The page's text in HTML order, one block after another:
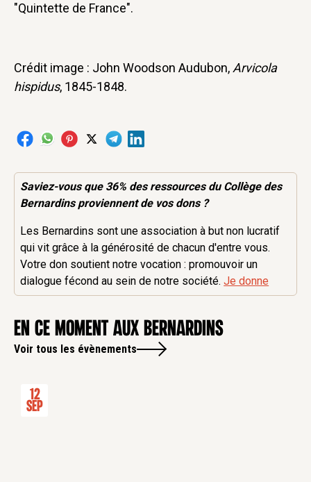
"Quintette de France".
Crédit image : John Woodson Audubon, Arvicola
hispidus, 1845-1848.
Saviez-vous que 36% desressourcesdu Collège des
Bernardins proviennent de vos dons ?
Les Bernardins sont une association à but non lucratif
qui vit grâce à la générosité de chacun d'entre vous.
Votre don soutient notre vocation : promouvoir un
dialogue fécond au sein de notre société.Je donne
en ce moment aux Bernardins
Voir tous les évènements
12
Sep